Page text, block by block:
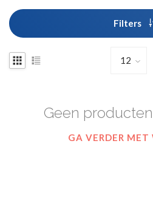
Filters
Geen
GA VERDER MET